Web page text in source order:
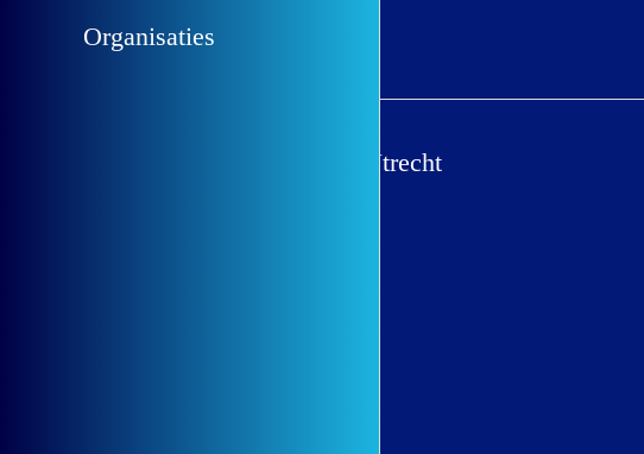
Organisaties
Fotoalbum
Online inschrijven Utrecht